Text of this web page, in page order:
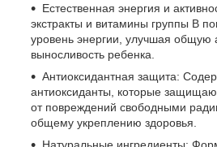
Естественная энергия и
экстракты и витамины группы B
уровень энергии, улучшая общую
выносливость ребенка.
Антиоксидантная защита:
антиоксиданты, которые
от повреждений свободными
общему укреплению здоровья.
Натуральные ингредиенты: